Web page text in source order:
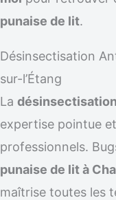
punaise de lit.
Désinsectisation
sur-l’Étang
La
expertise pointue
professionnels.
punaise de lit à
maîtrise toutes les